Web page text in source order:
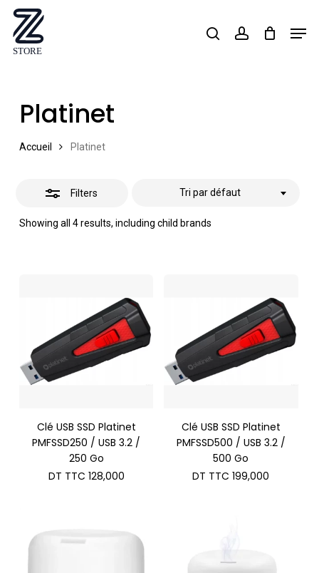
Skip
main
searchaccount
Platinet
Accueil Platinet
Filters
Showing all 4 results, including child brands
Tri par défaut
Close
Clé USB SSD Platinet
PMFSSD250 / USB 3.2 /
250 Go
DT TTC 128,000
Clé USB SSD Platinet
PMFSSD500 / USB 3.2 /
500 Go
DT TTC 199,000